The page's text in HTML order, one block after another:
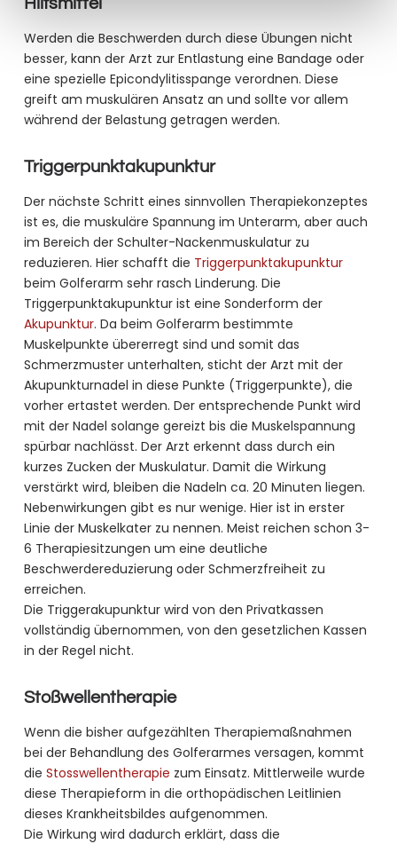
Werden die Beschwerden durch diese Übungen nicht
besser, kann der Arzt zur Entlastung eine Bandage oder
eine spezielle Epicondylitisspange verordnen. Diese
greift am muskulären Ansatz an und sollte vor allem
während der Belastung getragen werden.
Triggerpunktakupunktur
Der nächste Schritt eines sinnvollen Therapiekonzeptes
ist es, die muskuläre Spannung im Unterarm, aber auch
im Bereich der Schulter-Nackenmuskulatur zu
reduzieren. Hier schafft die Triggerpunktakupunktur
beim Golferarm sehr rasch Linderung. Die
Triggerpunktakupunktur ist eine Sonderform der
Akupunktur. Da beim Golferarm bestimmte
Muskelpunkte übererregt sind und somit das
Schmerzmuster unterhalten, sticht der Arzt mit der
Akupunkturnadel in diese Punkte (Triggerpunkte), die
vorher ertastet werden. Der entsprechende Punkt wird
mit der Nadel solange gereizt bis die Muskelspannung
spürbar nachlässt. Der Arzt erkennt dass durch ein
kurzes Zucken der Muskulatur. Damit die Wirkung
verstärkt wird, bleiben die Nadeln ca. 20 Minuten liegen.
Nebenwirkungen gibt es nur wenige. Hier ist in erster
Linie der Muskelkater zu nennen. Meist reichen schon 3-
6 Therapiesitzungen um eine deutliche
Beschwerdereduzierung oder Schmerzfreiheit zu
erreichen.
Die Triggerakupunktur wird von den Privatkassen
vollständig übernommen, von den gesetzlichen Kassen
in der Regel nicht.
Stoßwellentherapie
Wenn die bisher aufgezählten Therapiemaßnahmen
bei der Behandlung des Golferarmes versagen, kommt
die Stosswellentherapie zum Einsatz. Mittlerweile wurde
diese Therapieform in die orthopädischen Leitlinien
dieses Krankheitsbildes aufgenommen.
Die Wirkung wird dadurch erklärt, dass die